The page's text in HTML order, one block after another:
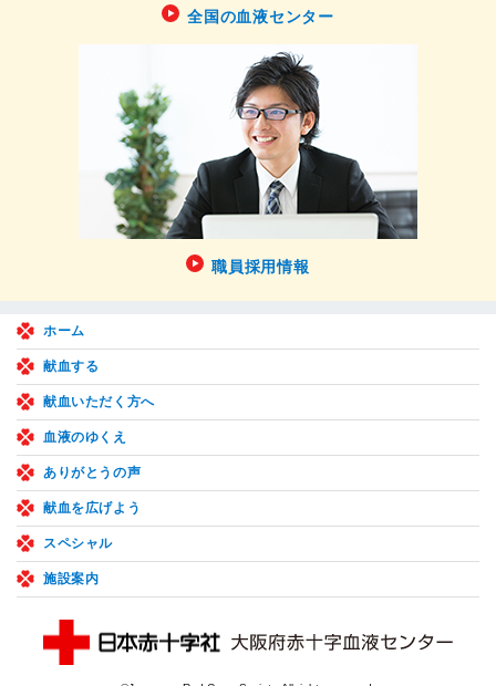
全国の血液センター
職員採用情報
ホーム
献血する
献血いただく方へ
血液のゆくえ
ありがとうの声
献血を広げよう
スペシャル
施設案内